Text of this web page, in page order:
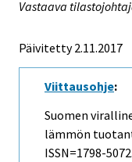
Vastaava
Päivitetty 2.11.2017
Viittausohje:
Suomen
lämmön
ISSN=1798-